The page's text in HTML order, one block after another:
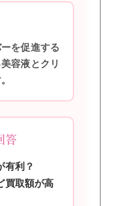
を促進する
容液とクリ
答
有利？
買取額が高